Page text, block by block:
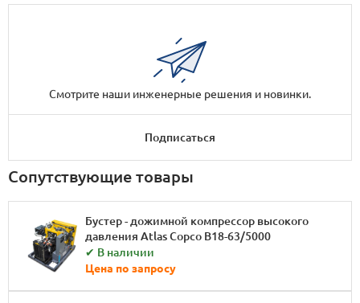
Смотрите наши инженерные решения и новинки.
Подписаться
Сопутствующие товары
Бустер - дожимной компрессор высокого
давления Atlas Copco B18-63/5000
✔ В наличии
Цена по запросу